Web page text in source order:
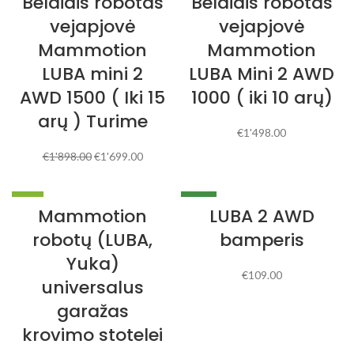
NAUJA
vejapjovė
Mammotion
LUBA mini 2
AWD 1500 ( Iki 15
arų ) Turime
€1'898.00 €1'699.00
vejapjovė
Mammotion
LUBA Mini 2 AWD
1000 ( iki 10 arų)
€1'498.00
-2%
NAUJAMammotion
robotų (LUBA,
Yuka)
universalus
garažas
krovimo stotelei
NAUJA
LUBA 2 AWD
bamperis
€109.00